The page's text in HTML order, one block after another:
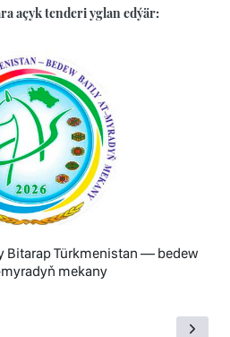
açyk tenderi yglan edýär:
Bitarap Türkmenistan — bedew
mekany